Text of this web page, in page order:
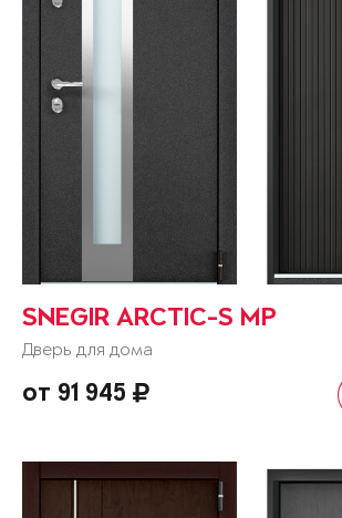
SNEGIR ARCTIC-S MP
Дверь для дома
от 91 945